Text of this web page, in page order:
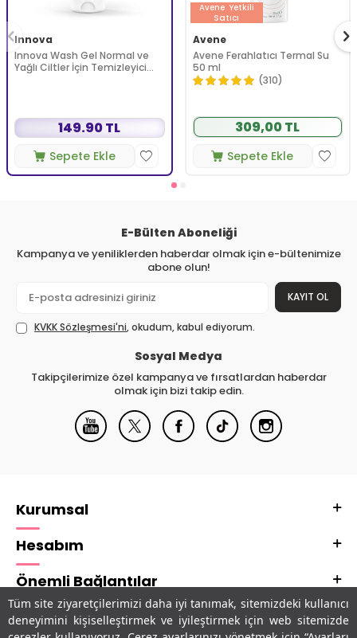
Tüm site ziyaretçilerimizi daha iyi tanımak, sitemizdeki kullanıcı
deneyimini kişiselleştirmek ve iyileştirmek için web sitemizde
Innova
Innova Wash Gel Normal ve
Yağlı Ciltler İçin Temizleyici
149.90 TL
Sepete Ekle
Avene Yetkili
Satıcı
Avene
Avene Ferahlatıcı Termal Su
50 ml
(310)
309,00 TL
Sepete Ekle
E-Bülten Aboneliği
Kampanya ve yeniliklerden haberdar olmak için e-bültenimize
abone olun!
KAYIT OL
KVKK Sözleşmesi'ni, okudum, kabul ediyorum.
Sosyal Medya
Takipçilerimize özel kampanya ve fırsatlardan haberdar
olmak için bizi takip edin.
Kurumsal
Hesabım
Önemli Bağlantılar
Adres & İletişim